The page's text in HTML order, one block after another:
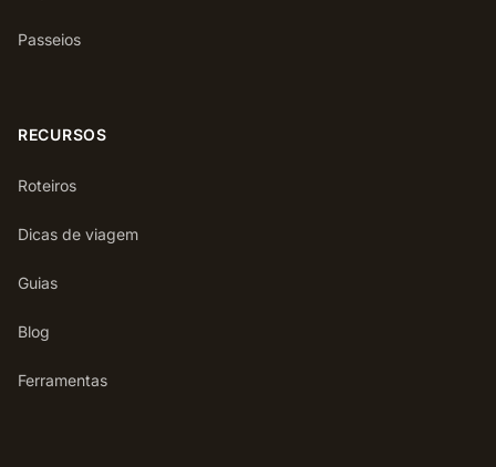
Passeios
RECURSOS
Roteiros
Dicas de viagem
Guias
Blog
Ferramentas